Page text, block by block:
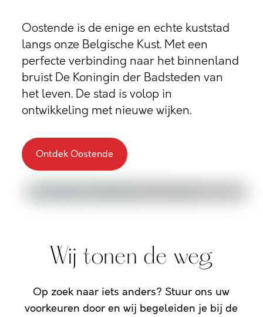
Oostende is de enige en echte kuststad
langs onze Belgische Kust. Met een
perfecte verbinding naar het binnenland
bruist De Koningin der Badsteden van
het leven. De stad is volop in
ontwikkeling met nieuwe wijken.
Ontdek Oostende
Wij tonen de weg
Op zoek naar iets anders? Stuur ons uw
voorkeuren door en wij begeleiden je bij de